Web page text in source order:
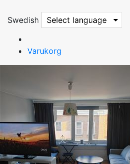
Swedish Select language
Varukorg